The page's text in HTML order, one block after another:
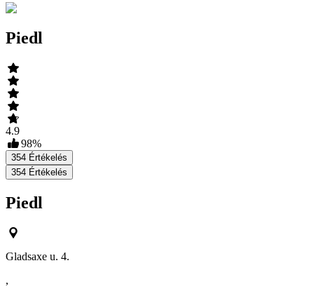
Piedl
4.9
98%
354 Értékelés
354 Értékelés
Piedl
Gladsaxe u. 4.
,